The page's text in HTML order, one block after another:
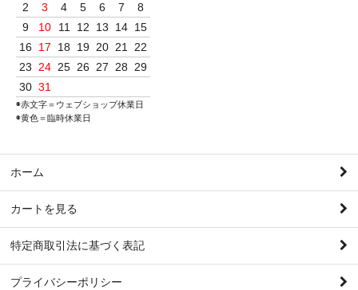
2
3 4 5 6 7
8
9
10 11 12 13 14 15
16
17 18 19 20 21
22
23
24 25 26 27 28
29
30 31
◉赤文字＝ウェブショップ休業日
◉黄色＝臨時休業日
ホーム
カートを見る
特定商取引法に基づく表記
プライバシーポリシー